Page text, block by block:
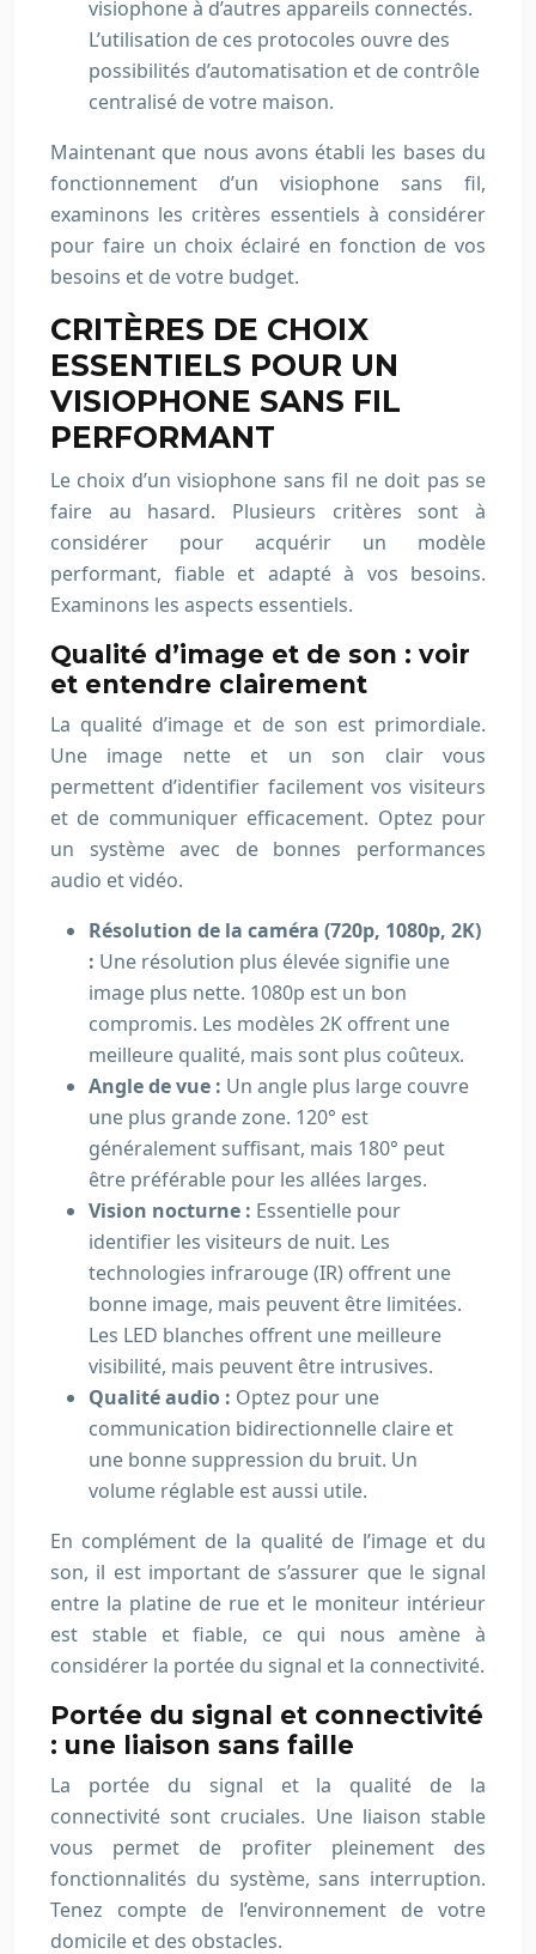
visiophone à d’autres appareils connectés.
L’utilisation de ces protocoles ouvre des
possibilités d’automatisation et de contrôle
centralisé de votre maison.
Maintenant que nous avons établi les bases du
fonctionnement d’un visiophone sans fil,
examinons les critères essentiels à considérer
pour faire un choix éclairé en fonction de vos
besoins et de votre budget.
CRITÈRES DE CHOIX
ESSENTIELS POUR UN
VISIOPHONE SANS FIL
PERFORMANT
Le choix d’un visiophone sans fil ne doit pas se
faire au hasard. Plusieurs critères sont à
considérer pour acquérir un modèle
performant, fiable et adapté à vos besoins.
Examinons les aspects essentiels.
Qualité d’image et de son : voir
et entendre clairement
La qualité d’image et de son est primordiale.
Une image nette et un son clair vous
permettent d’identifier facilement vos visiteurs
et de communiquer efficacement. Optez pour
un système avec de bonnes performances
audio et vidéo.
Résolution de la caméra (720p, 1080p, 2K)
: Une résolution plus élevée signifie une
image plus nette. 1080p est un bon
compromis. Les modèles 2K offrent une
meilleure qualité, mais sont plus coûteux.
Angle de vue : Un angle plus large couvre
une plus grande zone. 120° est
généralement suffisant, mais 180° peut
être préférable pour les allées larges.
Vision nocturne : Essentielle pour
identifier les visiteurs de nuit. Les
technologies infrarouge (IR) offrent une
bonne image, mais peuvent être limitées.
Les LED blanches offrent une meilleure
visibilité, mais peuvent être intrusives.
Qualité audio : Optez pour une
communication bidirectionnelle claire et
une bonne suppression du bruit. Un
volume réglable est aussi utile.
En complément de la qualité de l’image et du
son, il est important de s’assurer que le signal
entre la platine de rue et le moniteur intérieur
est stable et fiable, ce qui nous amène à
considérer la portée du signal et la connectivité.
Portée du signal et connectivité
: une liaison sans faille
La portée du signal et la qualité de la
connectivité sont cruciales. Une liaison stable
vous permet de profiter pleinement des
fonctionnalités du système, sans interruption.
Tenez compte de l’environnement de votre
domicile et des obstacles.